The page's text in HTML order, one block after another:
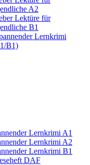
A2
Lektüre für
B1
Lernkrimi
B1)
Lernkrimi A1
Lernkrimi A2
Lernkrimi B1
DAF